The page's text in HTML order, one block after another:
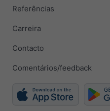
Referências
Carreira
Contacto
Comentários/feedback